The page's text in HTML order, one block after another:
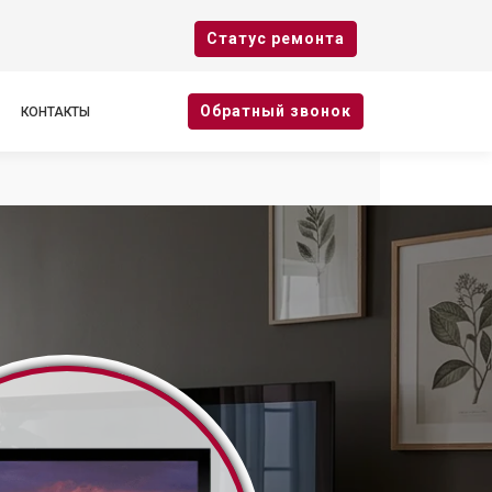
Cтатус ремонта
КОНТАКТЫ Oбратный звонок